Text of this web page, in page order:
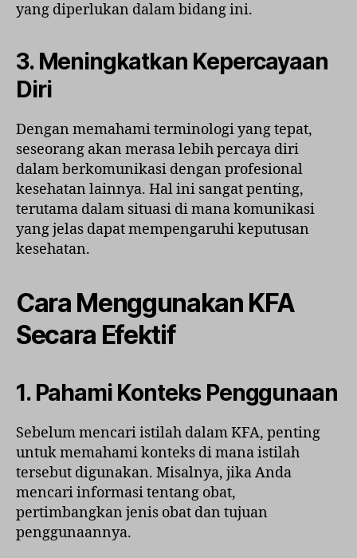
yang diperlukan dalam bidang ini.
3. Meningkatkan Kepercayaan
Diri
Dengan memahami terminologi yang tepat,
seseorang akan merasa lebih percaya diri
dalam berkomunikasi dengan profesional
kesehatan lainnya. Hal ini sangat penting,
terutama dalam situasi di mana komunikasi
yang jelas dapat mempengaruhi keputusan
kesehatan.
Cara Menggunakan KFA
Secara Efektif
1. Pahami Konteks Penggunaan
Sebelum mencari istilah dalam KFA, penting
untuk memahami konteks di mana istilah
tersebut digunakan. Misalnya, jika Anda
mencari informasi tentang obat,
pertimbangkan jenis obat dan tujuan
penggunaannya.